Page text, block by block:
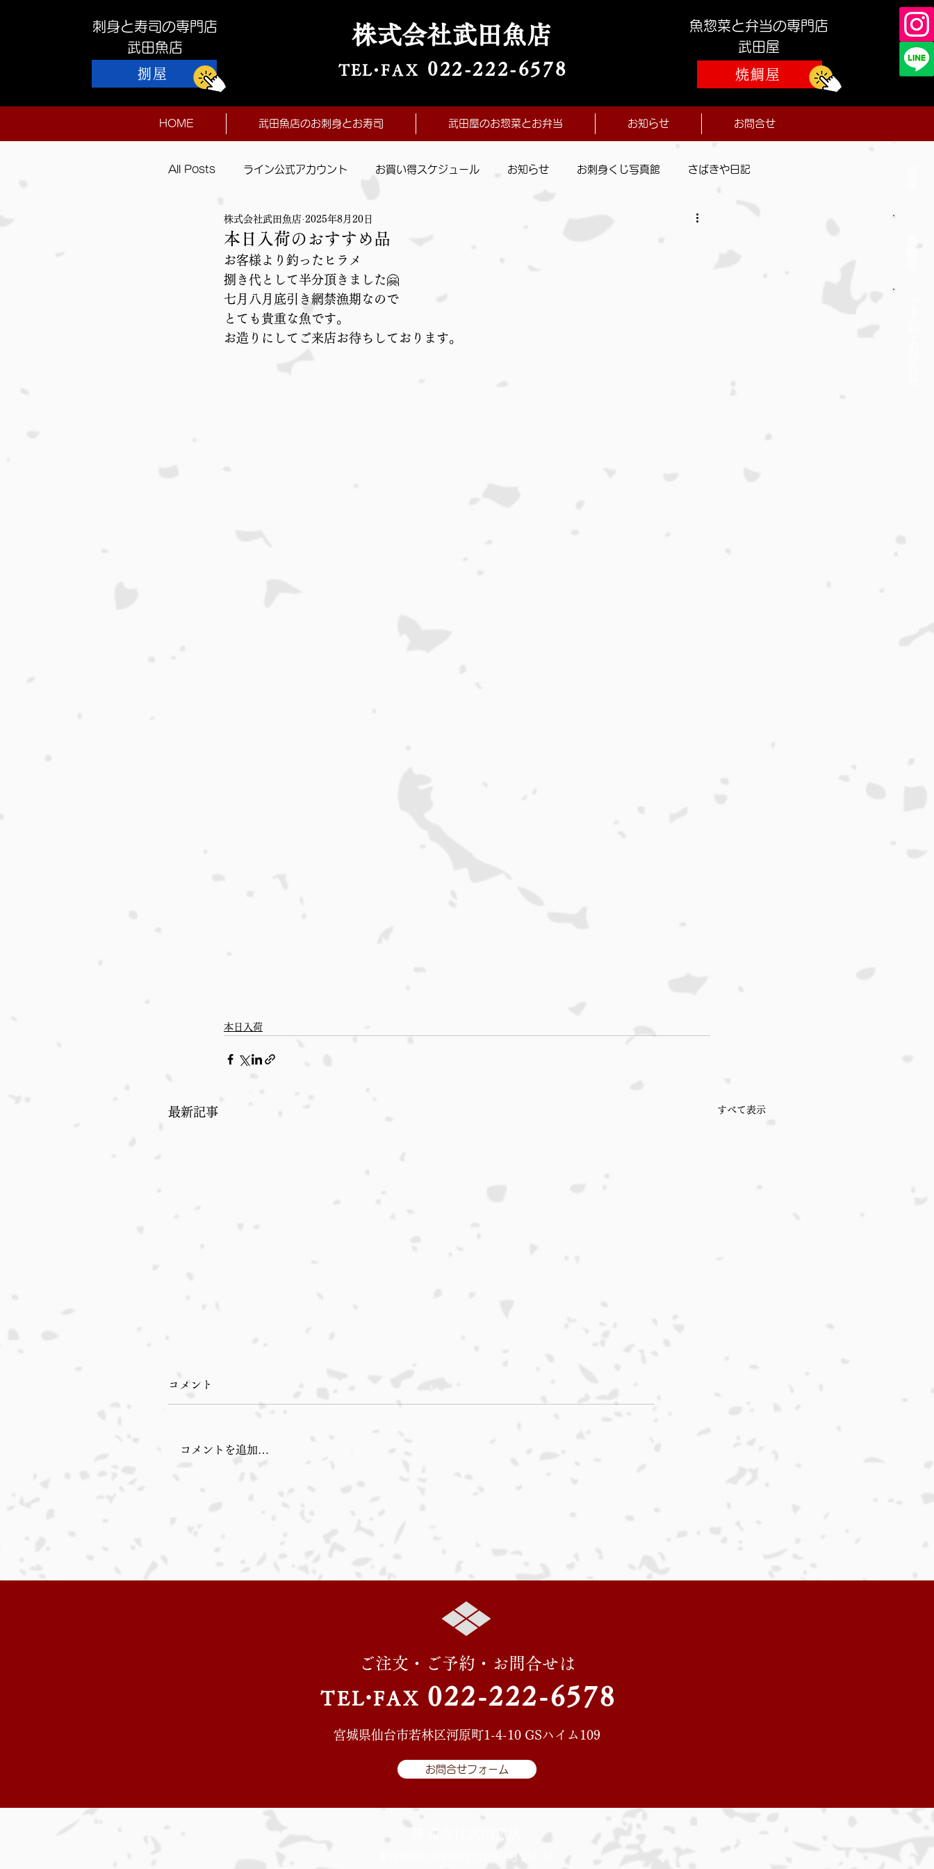
焼鯛屋
刺身と寿司の専門店
​武田魚店
捌屋
株式会社武田魚店
TEL・FAX 022-222-6578
魚惣菜と弁当の専門店
​武田屋
焼鯛屋
HOME 武田魚店のお刺身とお寿司 武田屋のお惣菜とお弁当 お知らせ お問合せ
All Posts ライン公式アカウント お買い得スケジュール お知らせ お刺身くじ写真館 さばきや日記
本日入荷
本日入荷のおすすめ品
株式会社武田魚店 2025年8月20日
お客様より釣ったヒラメ
捌き代として半分頂きました🤗
七月八月底引き網禁漁期なので
とても貴重な魚です。
お造りにしてご来店お待ちしております。
本日入荷
最新記事 すべて表示
コメント
コメントを追加…
ご注文・ご予約・お問合せは
TEL・FAX 022-222-6578
宮城県仙台市若林区河原町1-4-10 GSハイム109
お問合せフォーム
株式会社武田魚店
宮城県仙台市若林区河原町2丁目4-16